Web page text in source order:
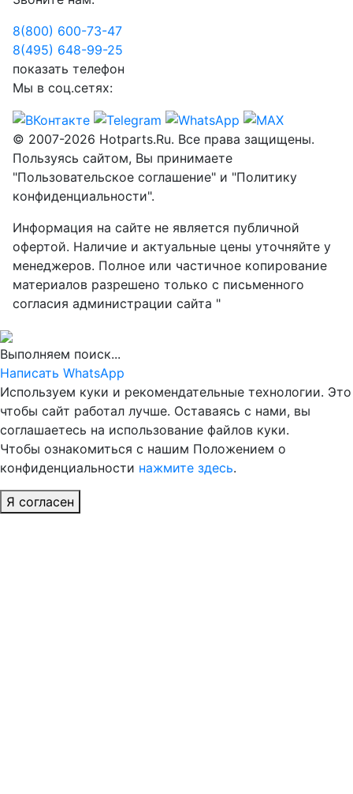
8(800) 600-73-47
8(495) 648-99-25
показать телефон
Мы в соц.сетях:
© 2007-2026 Hotparts.Ru. Все права защищены.
Пользуясь сайтом, Вы принимаете
"Пользовательское соглашение" и "Политику
конфиденциальности".
Информация на сайте не является публичной
офертой. Наличие и актуальные цены уточняйте у
менеджеров. Полное или частичное копирование
материалов разрешено только с письменного
согласия администрации сайта "
Выполняем поиск...
Написать WhatsApp
Используем куки и рекомендательные технологии. Это
чтобы сайт работал лучше. Оставаясь с нами, вы
соглашаетесь на использование файлов куки.
Чтобы ознакомиться с нашим Положением о
конфиденциальности нажмите здесь.
Я согласен